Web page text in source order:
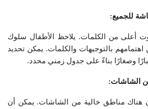
للجميع:
أعلى من الكلمات. يلاحظ الأطفال سلوك
اهتمامهم بالتوجيهات والكلمات. يمكن تحديد
وصغارًا بناءً على جدول زمني محدد.
هناك مناطق خالية من الشاشات. يمكن أن